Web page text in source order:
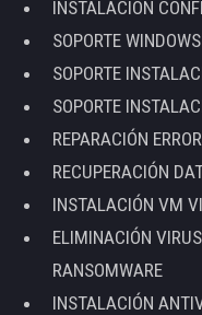
INSTALACIÓN
SOPORTE
SOPORTE
SOPORTE
REPARACIÓN
RECUPERACIÓN
INSTALACIÓN VM
ELIMINACIÓN
RANSOMWARE
INSTALACIÓN